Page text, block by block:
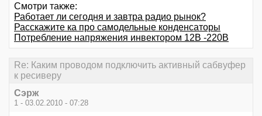
Смотри также:
Работает ли сегодня и завтра радио рынок?
Расскажите ка про самодельные конденсаторы
Потребление напряжения инвектором 12В -220В
Re: Каким проводом подключить активный сабвуфер
к ресиверу
Сэрж
1 - 03.02.2010 - 07:28